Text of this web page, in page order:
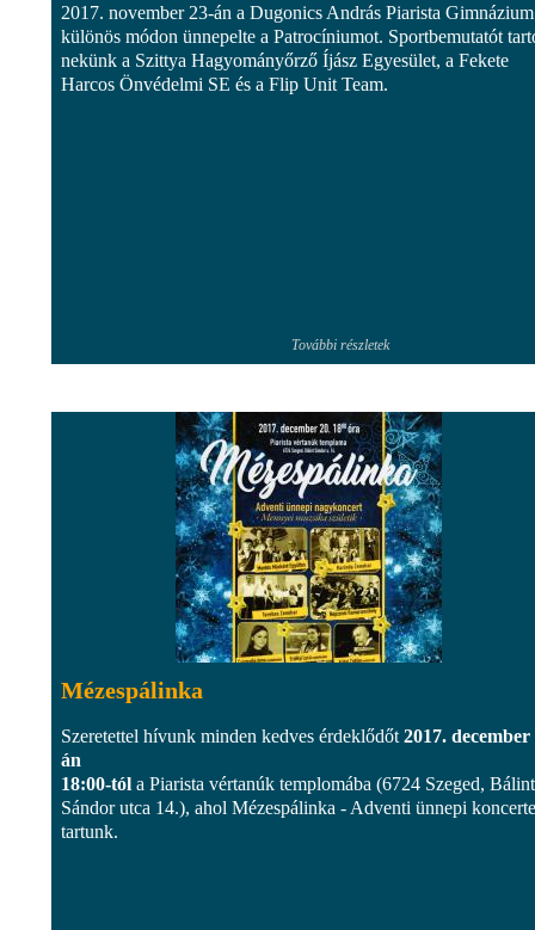
2017. november 23-án a Dugonics András Piarista Gimnázium
különös módon ünnepelte a Patrocíniumot. Sportbemutatót
nekünk a Szittya Hagyományőrző Íjász Egyesület, a Fekete
Harcos Önvédelmi SE és a Flip Unit Team.
További részletek
Mézespálinka
Szeretettel hívunk minden kedves érdeklődőt 2017. december
án
18:00-tól a Piarista vértanúk templomába (6724 Szeged, Bálint
Sándor utca 14.), ahol Mézespálinka - Adventi ünnepi
tartunk.